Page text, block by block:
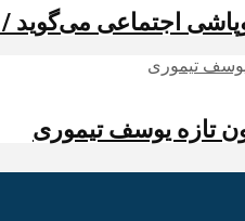
اجتماعی
تازه یوسف تیموری